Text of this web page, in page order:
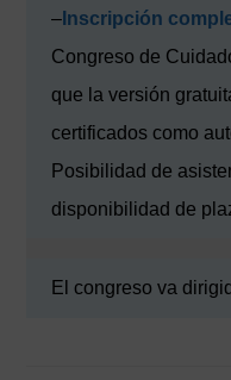
– Inscripción
Congreso de
que la versión
certificados como
Posibilidad de
disponibilidad de
El congreso va